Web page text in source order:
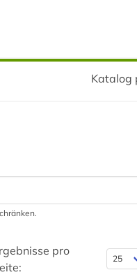
Katalog
pro